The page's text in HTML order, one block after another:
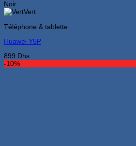
plusieurs
variations.
options
être
sur
la
Noir
Vert
Téléphone & tablette
Huawei Y5P
899 Dhs
-10%